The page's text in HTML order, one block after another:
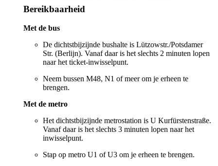
Bereikbaarheid
Met de bus
De dichtstbijzijnde bushalte is Lützowstr./Potsdamer
Str. (Berlijn). Vanaf daar is het slechts 2 minuten lopen
naar het ticket-inwisselpunt.
Neem bussen M48, N1 of meer om je erheen te
brengen.
Met de metro
Het dichtstbijzijnde metrostation is U Kurfürstenstraße.
Vanaf daar is het slechts 3 minuten lopen naar het
inwisselpunt.
Stap op metro U1 of U3 om je erheen te brengen.